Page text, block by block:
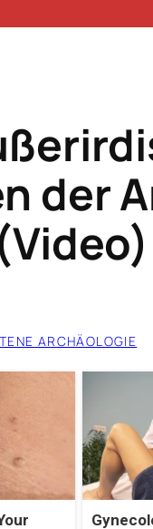
der
ARCHÄOLOGIE